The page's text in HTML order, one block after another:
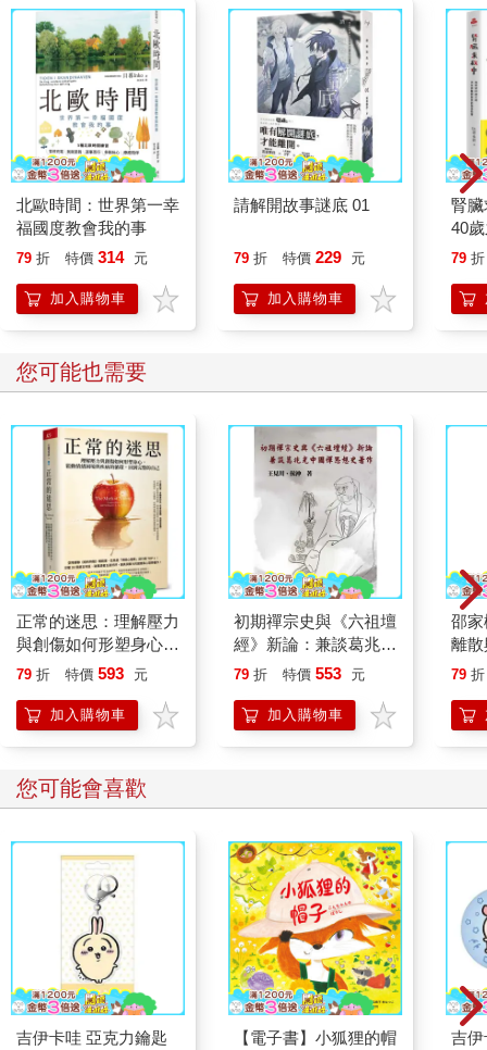
北歐時間：世界第一幸
福國度教會我的事
79 折 特價 314 元
加入購物車
請解開故事謎底 01
79 折 特價 229 元
加入購物車
腎
40
就
79 折
您可能也需要
正常的迷思：理解壓力
與創傷如何形塑身心，
鬆動情緒困境與疾病的
79 折 特價 593 元
加入購物車
初期禪宗史與《六祖壇
經》新論：兼談葛兆光
中國禪思想史著作
79 折 特價 553 元
加入購物車
邵
離
79 折
您可能會喜歡
吉伊卡哇 亞克力鑰匙
【電子書】小狐狸的帽
吉